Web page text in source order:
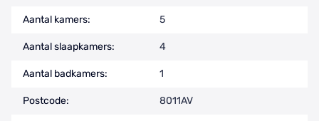
Aantal kamers: 5
Aantal slaapkamers: 4
Aantal badkamers: 1
Postcode: 8011AV